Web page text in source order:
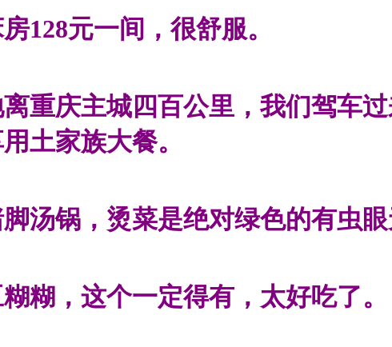
128元一间，很舒服。
重庆主城四百公里，我们驾车
土家族大餐。
汤锅，烫菜是绝对绿色的有虫眼
糊，这个一定得有，太好吃了。